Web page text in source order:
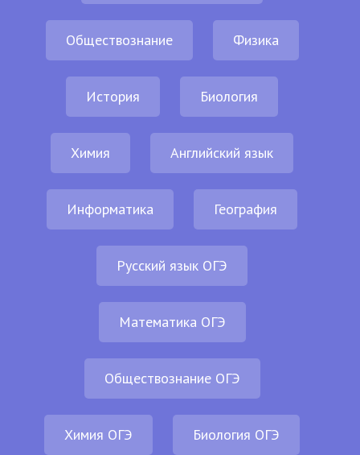
Обществознание Физика
История Биология
Химия Английский язык
Информатика География
Русский язык ОГЭ
Математика ОГЭ
Обществознание ОГЭ
Химия ОГЭ Биология ОГЭ